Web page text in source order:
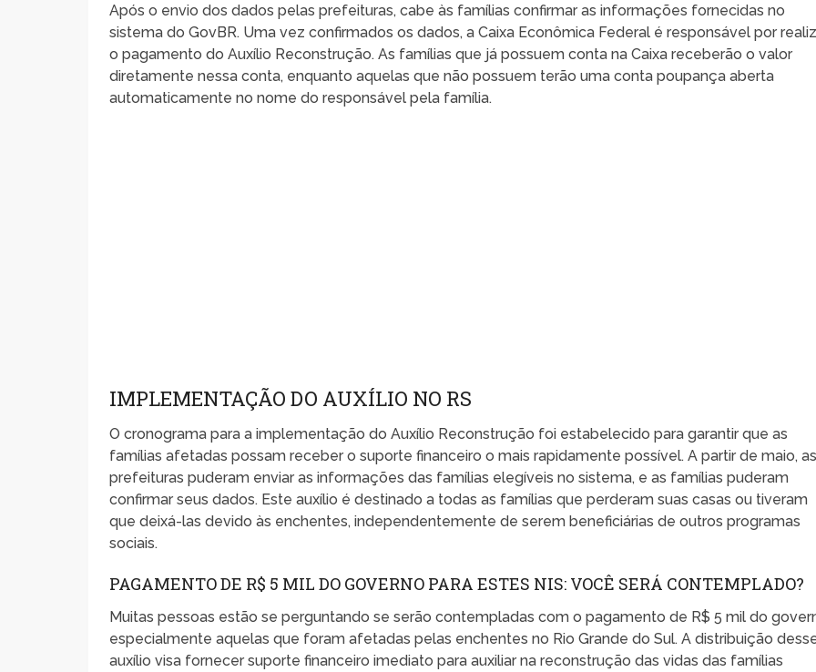
Após o envio dos dados pelas prefeituras, cabe às famílias confirmar as informações fornecidas no
sistema do GovBR. Uma vez confirmados os dados, a Caixa Econômica Federal é responsável por
o pagamento do Auxílio Reconstrução. As famílias que já possuem conta na Caixa receberão o valor
diretamente nessa conta, enquanto aquelas que não possuem terão uma conta poupança aberta
automaticamente no nome do responsável pela família.
IMPLEMENTAÇÃO DO AUXÍLIO NO RS
O cronograma para a implementação do Auxílio Reconstrução foi estabelecido para garantir que as
famílias afetadas possam receber o suporte financeiro o mais rapidamente possível. A partir de maio,
prefeituras puderam enviar as informações das famílias elegíveis no sistema, e as famílias puderam
confirmar seus dados. Este auxílio é destinado a todas as famílias que perderam suas casas ou tiveram
que deixá-las devido às enchentes, independentemente de serem beneficiárias de outros programas
sociais.
PAGAMENTO DE R$ 5 MIL DO GOVERNO PARA ESTES NIS: VOCÊ SERÁ CONTEMPLADO?
Muitas pessoas estão se perguntando se serão contempladas com o pagamento de R$ 5 mil do
especialmente aquelas que foram afetadas pelas enchentes no Rio Grande do Sul. A distribuição
auxílio visa fornecer suporte financeiro imediato para auxiliar na reconstrução das vidas das famílias